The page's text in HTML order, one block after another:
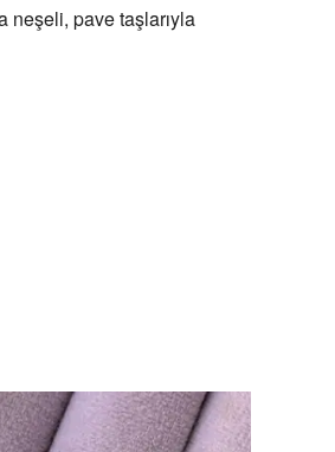
neşeli, pave taşlarıyla